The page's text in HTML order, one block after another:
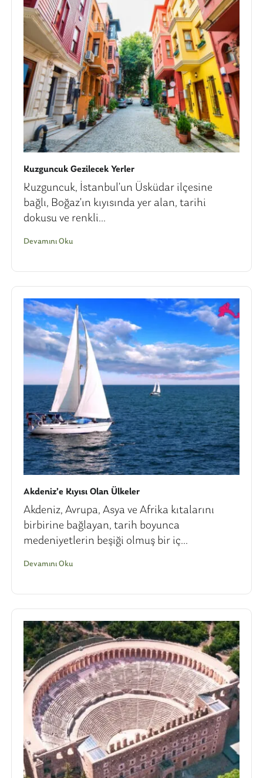
Kuzguncuk Gezilecek Yerler
Kuzguncuk, İstanbul’un Üsküdar ilçesine
bağlı, Boğaz’ın kıyısında yer alan, tarihi
dokusu ve renkli...
Devamını Oku
Akdeniz’e Kıyısı Olan Ülkeler
Akdeniz, Avrupa, Asya ve Afrika kıtalarını
birbirine bağlayan, tarih boyunca
medeniyetlerin beşiği olmuş bir iç...
Devamını Oku